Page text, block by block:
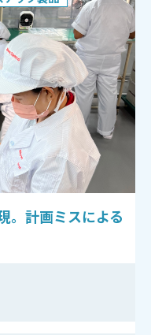
。計画ミスによる